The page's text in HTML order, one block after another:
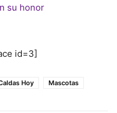
su honor
id=3]
Hoy Mascotas